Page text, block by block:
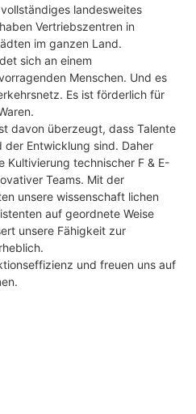
landesweites
Vertriebszentren in
im ganzen Land.
sich an einem
Menschen. Und es
Es ist förderlich für
davon überzeugt, dass Talente
Entwicklung sind. Daher
Kultivierung technischer F & E-
Teams. Mit der
unsere wissenschaft lichen
auf geordnete Weise
unsere Fähigkeit zur
und freuen uns auf